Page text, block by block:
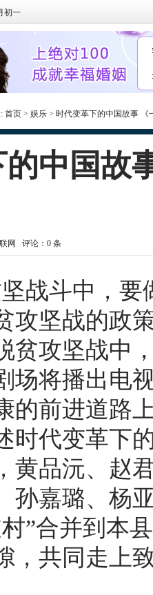
初一
:首页 >娱乐 > 时代变革下的中国故事 《
中国故
网 评论： 0 条
斗中，要
攻坚战的政
贫攻坚战中
场将播出电
的前进道路
时代变革下
黄品沅、赵
孙嘉璐、杨
”合并到本
，共同走上